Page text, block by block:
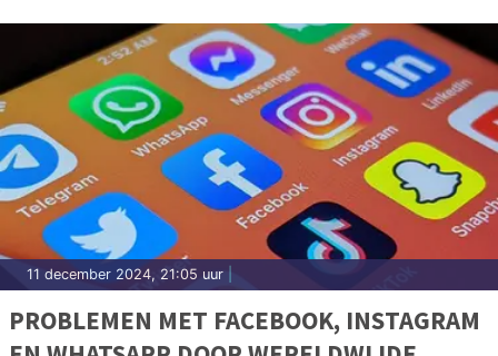
11 december 2024, 21:05 uur
PROBLEMEN MET FACEBOOK, INSTAGRAM